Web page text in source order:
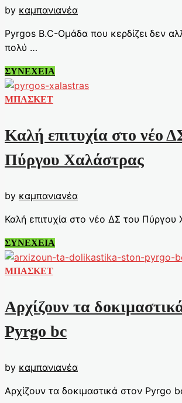
by καμπανιανέα
Pyrgos B.C-Ομάδα που κερδίζει δεν
πολύ …
Pyrgos
B.C-
Ομάδα
δεν
αλλάζει
ΣΥΝΕΧΕΙΑ
ΜΠΑΣΚΕΤ
Καλή επιτυχία στο νέο
Πύργου Χαλάστρας
by καμπανιανέα
Καλή επιτυχία στο νέο ΔΣ του
Καλή
επιτυχία
στο
του
Πύργου
Χαλάστρας
ΣΥΝΕΧΕΙΑ
ΜΠΑΣΚΕΤ
Αρχίζουν τα
Pyrgo bc
by καμπανιανέα
Αρχίζουν τα δοκιμαστικά στον Pyrgo